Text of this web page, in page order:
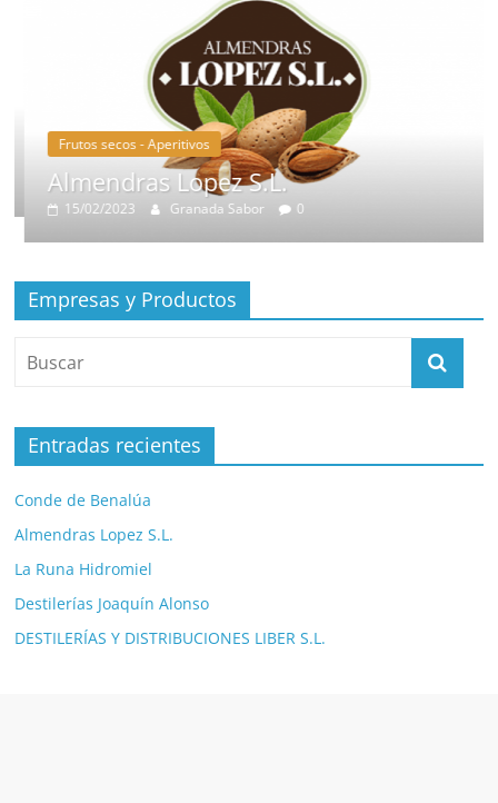
Frutos secos - Aperitivos
Almendras Lopez S.L.
15/02/2023 Granada Sabor 0
Empresas y Productos
Entradas recientes
Conde de Benalúa
Almendras Lopez S.L.
La Runa Hidromiel
Destilerías Joaquín Alonso
DESTILERÍAS Y DISTRIBUCIONES LIBER S.L.